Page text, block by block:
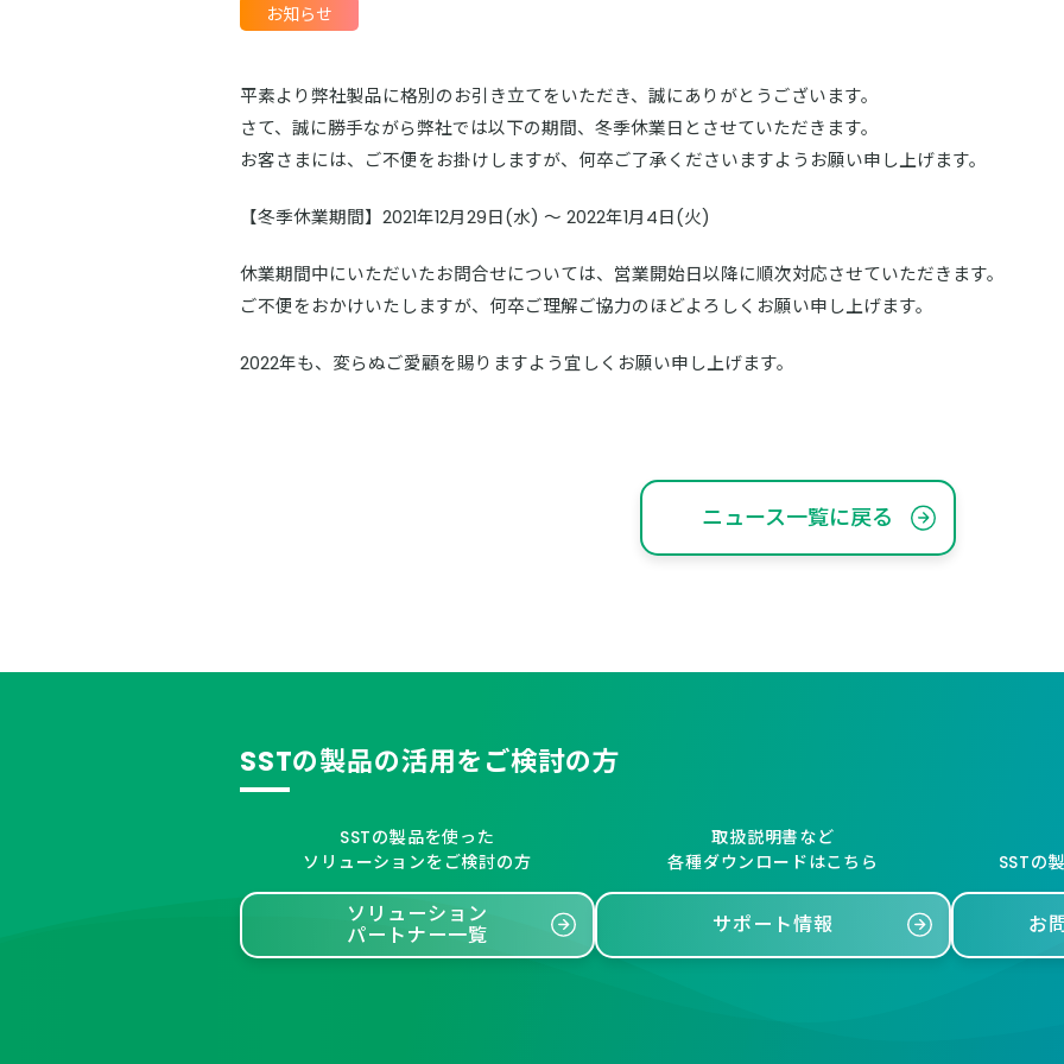
お知らせ
平素より弊社製品に格別のお引き立てをいただき、誠にありがとうございます。
さて、誠に勝手ながら弊社では以下の期間、冬季休業日とさせていただきます。
お客さまには、ご不便をお掛けしますが、何卒ご了承くださいますようお願い申し上げます。
【冬季休業期間】2021年12月29日(水) ～ 2022年1月4日(火)
休業期間中にいただいたお問合せについては、営業開始日以降に順次対応させていただきます。
ご不便をおかけいたしますが、何卒ご理解ご協力のほどよろしくお願い申し上げます。
2022年も、変らぬご愛顧を賜りますよう宜しくお願い申し上げます。
ニュース一覧に戻る
SSTの製品の活用をご検討の方
SSTの製品を使った
ソリューションをご検討の方
ソリューション
パートナー一覧
取扱説明書など
各種ダウンロードはこちら
サポート情報
SSTの
お